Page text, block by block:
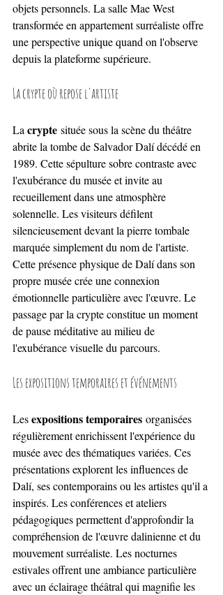
objets personnels. La salle Mae West
transformée en appartement surréaliste offre
une perspective unique quand on l'observe
depuis la plateforme supérieure.
La crypte où repose l'artiste
La crypte située sous la scène du théâtre
abrite la tombe de Salvador Dalí décédé en
1989. Cette sépulture sobre contraste avec
l'exubérance du musée et invite au
recueillement dans une atmosphère
solennelle. Les visiteurs défilent
silencieusement devant la pierre tombale
marquée simplement du nom de l'artiste.
Cette présence physique de Dalí dans son
propre musée crée une connexion
émotionnelle particulière avec l'œuvre. Le
passage par la crypte constitue un moment
de pause méditative au milieu de
l'exubérance visuelle du parcours.
Les expositions temporaires et événements
Les expositions temporaires organisées
régulièrement enrichissent l'expérience du
musée avec des thématiques variées. Ces
présentations explorent les influences de
Dalí, ses contemporains ou les artistes qu'il a
inspirés. Les conférences et ateliers
pédagogiques permettent d'approfondir la
compréhension de l'œuvre dalinienne et du
mouvement surréaliste. Les nocturnes
estivales offrent une ambiance particulière
avec un éclairage théâtral qui magnifie les